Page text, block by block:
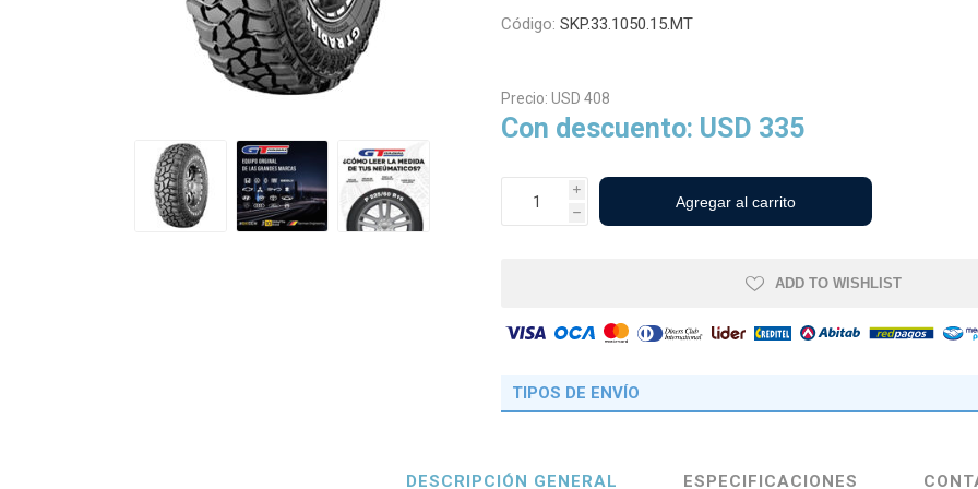
Neumáticos Agrícolas
Viales
Petlas
Código: SKP.33.1050.15.MT
Precio: USD 408
Con descuento: USD 335
i
h
ADD TO WISHLIST
TIPOS DE ENVÍO
DESCRIPCIÓN GENERAL ESPECIFICACIONES